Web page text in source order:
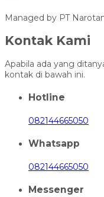
Managed by PT
Kontak Kami
Apabila ada yang
kontak di bawah ini.
Hotline
082144665050
Whatsapp
082144665050
Messenger